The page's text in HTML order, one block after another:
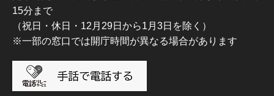
15分まで
（祝日・休日・12月29日から1月3日を除く）
※一部の窓口では開庁時間が異なる場合があります